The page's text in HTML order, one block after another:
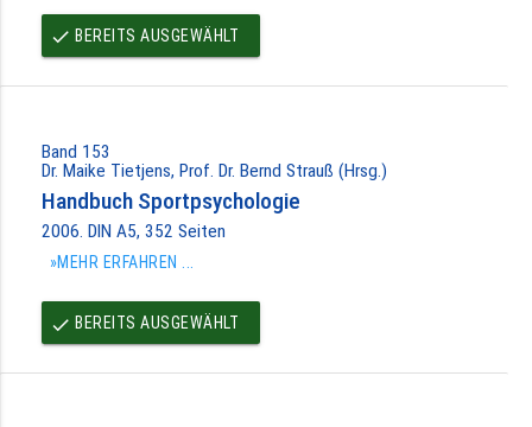
done BEREITS AUSGEWÄHLT
Band 153
Dr. Maike Tietjens, Prof. Dr. Bernd Strauß (Hrsg.)
Handbuch Sportpsychologie
2006. DIN A5, 352 Seiten
»MEHR ERFAHREN ...
done BEREITS AUSGEWÄHLT